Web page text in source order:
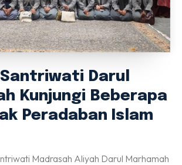
Santriwati Darul
Kunjungi Beberapa
Peradaban Islam
Madrasah Aliyah Darul Marhamah